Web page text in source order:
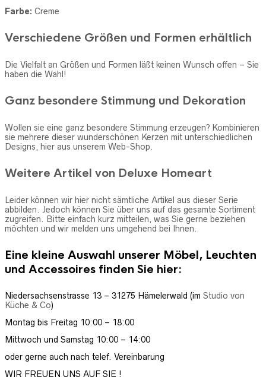
Farbe: Creme
Verschiedene Größen und Formen erhältlich
Die Vielfalt an Größen und Formen läßt keinen Wunsch offen – Sie
haben die Wahl!
Ganz besondere Stimmung und Dekoration
Wollen sie eine ganz besondere Stimmung erzeugen? Kombinieren
sie mehrere dieser wunderschönen Kerzen mit unterschiedlichen
Designs, hier aus unserem Web-Shop.
Weitere Artikel von Deluxe Homeart
Leider können wir hier nicht sämtliche Artikel aus dieser Serie
abbilden. Jedoch können Sie über uns auf das gesamte Sortiment
zugreifen. Bitte einfach kurz mitteilen, was Sie gerne beziehen
möchten und wir melden uns umgehend bei Ihnen.
Eine kleine Auswahl unserer Möbel, Leuchten
und Accessoires finden Sie hier:
Niedersachsenstrasse 13 – 31275 Hämelerwald (im Studio von
Küche & Co)
Montag bis Freitag 10:00 – 18:00
Mittwoch und Samstag 10:00 – 14:00
oder gerne auch nach telef. Vereinbarung
WIR FREUEN UNS AUF SIE !